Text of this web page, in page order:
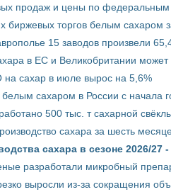
продаж и цены по федеральным
биржевых торгов белым сахаром
15 заводов произвели
в ЕС и Великобритании
сахар в июле вырос на 5,6%
белым сахаром в России с начала
500 тыс. т сахарной
сахара за шесть
сахара в сезоне 2026/
разработали микробный
выросли из-за сокращения